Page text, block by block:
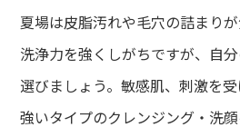
夏場は皮脂汚れや毛穴の詰まりが
洗浄力を強くしがちですが、自
選びましょう。敏感肌、刺激を
強いタイプのクレンジング・洗